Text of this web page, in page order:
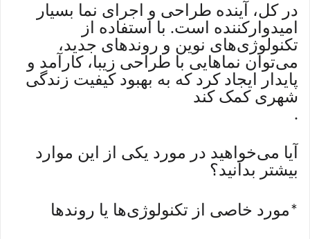
در کل، آینده طراحی و اجرای نما بسیار
امیدوارکننده است. با استفاده از
تکنولوژی‌های نوین و روندهای جدید،
می‌توان نماهایی با طراحی زیبا، کارآمد و
پایدار ایجاد کرد که به بهبود کیفیت زندگی
شهری کمک کند
.
آیا می‌خواهید در مورد یکی از این موارد
بیشتر بدانید؟
*مورد خاصی از تکنولوژی‌ها یا روندها